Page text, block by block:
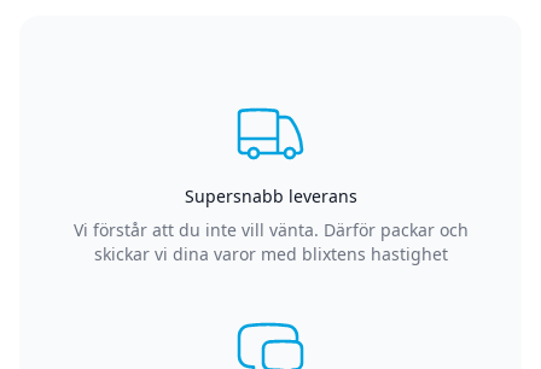
Supersnabb leverans
Vi förstår att du inte vill vänta. Därför packar och
skickar vi dina varor med blixtens hastighet